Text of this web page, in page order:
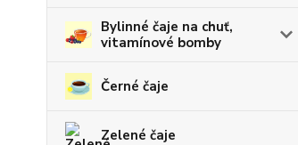
Bylinné čaje na chuť,
vitamínové bomby
Černé čaje
Zelené čaje